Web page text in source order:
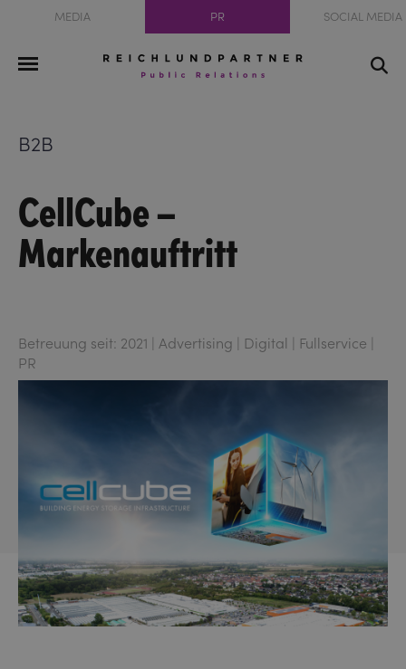
MEDIA PR SOCIAL MEDIA
B2B
CellCube –
Markenauftritt
Betreuung seit: 2021 | Advertising | Digital | Fullservice |
PR